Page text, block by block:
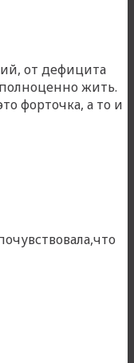
от дефицита
жить.
форточка, а то и